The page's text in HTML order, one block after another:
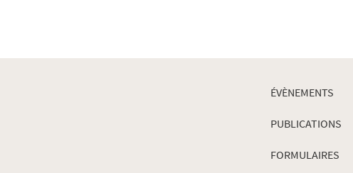
ÉVÈNEMENTS
PUBLICATIONS
FORMULAIRES